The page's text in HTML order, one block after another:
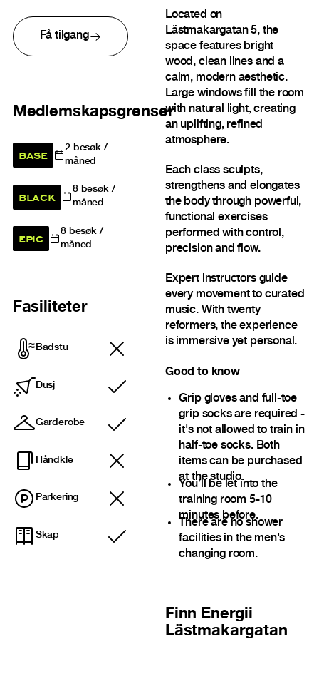
Få tilgang
Medlemskapsgrenser
BASE 2besøk /
måned
BLACK 8besøk /
måned
EPIC 8besøk /
måned
Fasiliteter
Badstu
Dusj
Inkludert
Garderobe
Inkludert
Håndkle
Parkering
Skap
Inkludert
Located on
Lästmakargatan 5, the
space features bright
wood, clean lines and a
calm, modern aesthetic.
Large windows fill the room
with natural light, creating
an uplifting, refined
atmosphere.
Each class sculpts,
strengthens and elongates
the body through powerful,
functional exercises
performed with control,
precision and flow.
Expert instructors guide
every movement to curated
music. With twenty
reformers, the experience
is immersive yet personal.
Good to know
Grip gloves and full-toe
grip socks are required -
it's not allowed to train in
half-toe socks. Both
items can be purchased
at the studio.
You’ll be let into the
training room 5-10
minutes before.
There are no shower
facilities in the men's
changing room.
Finn Energii
Lästmakargatan